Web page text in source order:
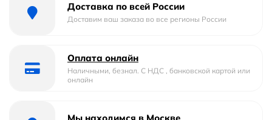
Доставка по всей России
Доставим ваш заказа во все регионы России
Оплата онлайн
Наличными, безнал. С НДС , банковской картой или
онлайн